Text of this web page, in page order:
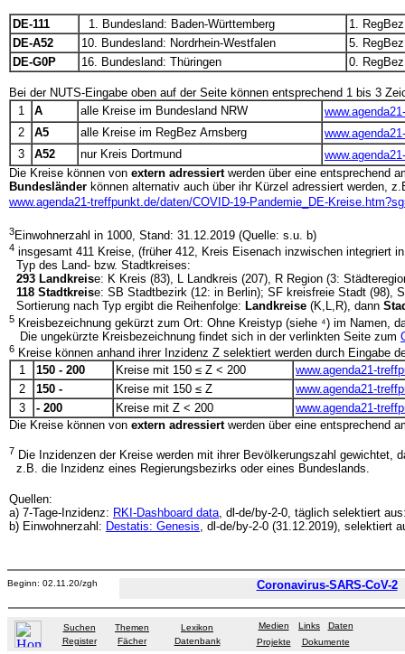
DE-111 1. Bundesland: Baden-Württemberg
1.
DE-A52
10. Bundesland: Nordrhein-Westfalen
5.
DE-G0P
16. Bundesland: Thüringen 0.
Bei der NUTS-Eingabe oben auf der Seite können entsprechend 1 bis 3
1
A alle Kreise im Bundesland NRW
2
A5 alle Kreise im RegBez Arnsberg
3
A52 nur Kreis Dortmund
Die Kreise können von extern adressiertwerden über eine entsprechend
Bundesländer können alternativ auch über ihr Kürzel adressiert werden,
www.agenda21-treffpunkt.de/daten/COVID-19-Pandemie_DE-
3Einwohnerzahl in 1000, Stand: 31.12.2019 (Quelle: s.u. b)
4 insgesamt 411 Kreise, (früher 412, Kreis Eisenach inzwischen integriert
Typ des Land- bzw. Stadtkreises:
293 Landkreise: K Kreis (83), L Landkreis (207), R Region (3:
118 Stadtkreise: SB Stadtbezirk (12: in Berlin); SF kreisfreie Stadt (98),
Sortierung nach Typ ergibt die Reihenfolge: Landkreise (K,L,R), dann
5 Kreisbezeichnung gekürzt zum Ort: Ohne Kreistyp (siehe ⁴) im Namen,
Die ungekürzte Kreisbezeichnung findet sich in der verlinkten Seite zum
6 Kreise können anhand ihrer Inzidenz Z selektiert werden durch Eingabe
1
150 - 200 Kreise mit 150 ≤ Z < 200
www.agenda21-
2
150 - Kreise mit 150 ≤ Z
www.agenda21-
3
- 200 Kreise mit Z < 200
www.agenda21-
Die Kreise können von extern adressiertwerden über eine entsprechend
7 Die Inzidenzen der Kreise werden mit ihrer Bevölkerungszahl
z.B. die Inzidenz eines Regierungsbezirks oder eines Bundeslands.
Quellen:
a) 7-Tage-Inzidenz: RKI-Dashboard data, dl-de/by-2-0, täglich selektiert
b) Einwohnerzahl: Destatis: Genesis, dl-de/by-2-0 (31.12.2019), selektiert
Beginn: 02.11.20/zgh Coronavirus-SARS-CoV-2
Suchen Themen
Lexikon
Register
Fächer Datenbank
Medien Links
Daten
Projekte
Dokumente